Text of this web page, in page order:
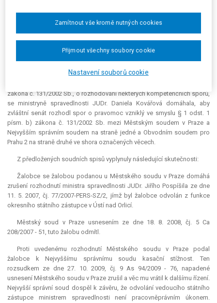
spravedlnosti, se sídlem v Praze 2, Vyšehradská 16, a2) ministr
, se sídlem v Praze 2, Vyšehradská 16, takto:
Návrhse odmítá.
zákona č. 131/2002 Sb., o rozhodování některých kompetenčních sporů,
se ministryně spravedlnosti JUDr. Daniela Kovářová domáhala, aby
zvláštní senát rozhodl spor o pravomoc vzniklý ve smyslu § 1 odst. 1
písm. b) zákona č. 131/2002 Sb. mezi Městským soudem v Praze a
Nejvyšším správním soudem na straně jedné a Obvodním soudem pro
Prahu 2 na straně druhé ve shora označených věcech.
Z předložených soudních spisů vyplynuly následující skutečnosti:
Žalobce se žalobou podanou u Městského soudu v Praze domáhá
zrušení rozhodnutí ministra spravedlnosti JUDr. Jiřího Pospíšila ze dne
11. 5. 2007, čj. 77/2007-PERS-SZ/2, jímž byl žalobce odvolán z funkce
okresního státního zástupce v Ústí nad Orlicí.
Městský soud v Praze usnesením ze dne 18. 8. 2008, čj. 5 Ca
208/2007 - 51, tuto žalobu odmítl.
Proti uvedenému rozhodnutí Městského soudu v Praze podal
žalobce k Nejvyššímu správnímu soudu kasační stížnost. Ten
rozsudkem ze dne 27. 10. 2009, čj. 9 As 94/2009 - 76, napadené
usnesení Městského soudu v Praze zrušil a věc mu vrátil k dalšímu řízení.
Nejvyšší správní soud dospěl k závěru, že odvolání vedoucího státního
zástupce ministrem spravedlnosti není pracovněprávním úkonem.
Nastavení souborů cookie
Zamítnout vše kromě nutných cookies
Přijmout všechny soubory cookie